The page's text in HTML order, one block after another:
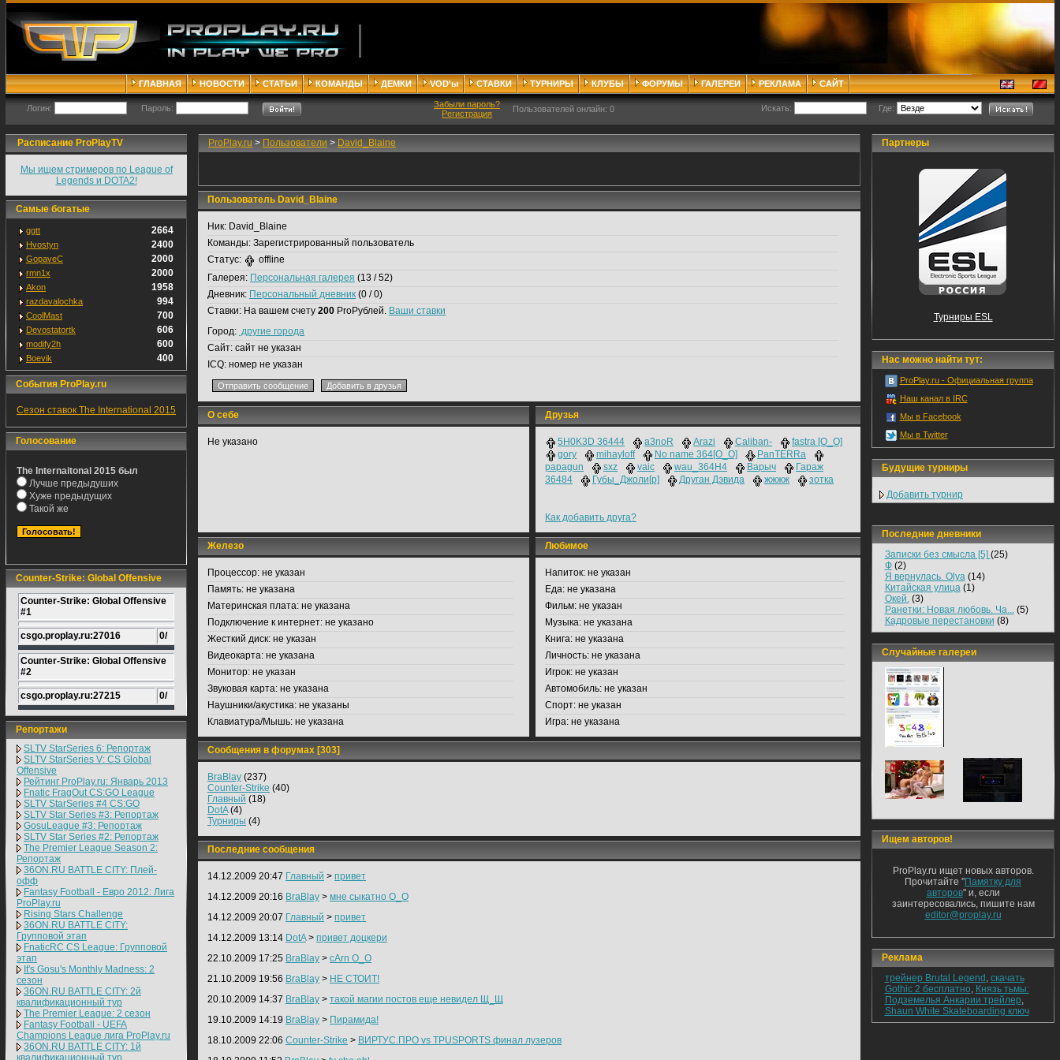
ГЛАВНАЯ НОВОСТИ СТАТЬИ КОМАНДЫ ДЕМКИ VOD'ы СТАВКИ ТУРНИРЫ КЛУБЫ ФОРУМЫ ГАЛЕРЕИ РЕКЛАМА САЙТ
Логин: Пароль:
Забыли пароль?
Регистрация
Пользователей онлайн: 0 Искать: Где:
Расписание ProPlayTV
Мы ищем стримеров по League of
Legends и DOTA2!
Самые богатые
ggtt 2664
Hvostyn 2400
GopaveC 2000
rmn1x 2000
Akon 1958
razdavalochka 994
CoolMast 700
Devostatortk 606
modify2h 600
Boevik 400
События ProPlay.ru
Сезон ставок The International 2015
Голосование
The Internaitonal 2015 был
Лучше предыдуших
Хуже предыдущих
Такой же
Counter-Strike: Global Offensive
Counter-Strike: Global Offensive
#1
csgo.proplay.ru:27016 0/
Counter-Strike: Global Offensive
#2
csgo.proplay.ru:27215 0/
Репортажи
SLTV StarSeries 6: Репортаж
SLTV StarSeries V: CS Global
Offensive
Рейтинг ProPlay.ru: Январь 2013
Fnatic FragOut CS:GO League
SLTV StarSeries #4 CS:GO
SLTV Star Series #3: Репортаж
GosuLeague #3: Репортаж
SLTV Star Series #2: Репортаж
The Premier League Season 2:
Репортаж
36ON.RU BATTLE CITY: Плей-
офф
Fantasy Football - Евро 2012: Лига
ProPlay.ru
Rising Stars Challenge
36ON.RU BATTLE CITY:
Групповой этап
FnaticRC CS League: Групповой
этап
It's Gosu's Monthly Madness: 2
сезон
36ON.RU BATTLE CITY: 2й
квалификационный тур
The Premier League: 2 cезон
Fantasy Football - UEFA
Champions League лига ProPlay.ru
36ON.RU BATTLE CITY: 1й
квалификационный тур
ProPlay.ru > Пользователи > David_Blaine
Пользователь David_Blaine
Ник: David_Blaine
Команды: Зарегистрированный пользователь
Статус:
offline
Галерея: Персональная галерея (13 / 52)
Дневник: Персональный дневник (0 / 0)
Ставки: На вашем счету 200 ProРублей. Ваши ставки
Город: другие города
Сайт: сайт не указан
ICQ: номер не указан
О себе
Не указано
Друзья
5H0K3D 36444 a3noR Arazi Caliban-
fastra [O_O]
gory
mihayloff No name 364[О_О]
PanTERRa
papagun
sxz vaic wau_364H4 Варыч
Гараж
36484
Губы_Джоли[p] Друган Дэвида жжжж зотка
Как добавить друга?
Железо
Процессор: не указан
Память: не указана
Материнская плата: не указана
Подключение к интернет: не указано
Жесткий диск: не указан
Видеокарта: не указана
Монитор: не указан
Звуковая карта: не указана
Наушники/акустика: не указаны
Клавиатура/Мышь: не указана
Любимое
Напиток: не указан
Еда: не указана
Фильм: не указан
Музыка: не указана
Книга: не указана
Личность: не указана
Игрок: не указан
Автомобиль: не указан
Спорт: не указан
Игра: не указана
Сообщения в форумах [303]
BraBlay (237)
Counter-Strike (40)
Главный (18)
DotA(4)
Турниры (4)
Последние сообщения
14.12.2009 20:47 Главный > привет
14.12.2009 20:16 BraBlay > мне сыкатно О_О
14.12.2009 20:07 Главный > привет
14.12.2009 13:14 DotA> привет доцкери
22.10.2009 17:25 BraBlay > cArn O_O
21.10.2009 19:56 BraBlay > НЕ СТОИТ!
20.10.2009 14:37 BraBlay > такой магии постов еще невидел Щ_Щ
19.10.2009 14:19 BraBlay > Пирамида!
18.10.2009 22:06 Counter-Strike > ВИРТУС.ПРО vs TPUSPORTS финал лузеров
Партнеры
Турниры ESL
Нас можно найти тут:
ProPlay.ru - Официальная группа
Наш канал в IRC
Мы в Facebook
Мы в Twitter
Будущие турниры
Добавить турнир
Последние дневники
Записки без смысла [5] (25)
Ф(2)
Я вернулась. Olya(14)
Китайская улица(1)
Окей.(3)
Ранетки: Новая любовь. Ча...(5)
Кадровые перестановки (8)
Случайные галереи
Ищем авторов!
ProPlay.ru ищет новых авторов.
Прочитайте "Памятку для
авторов" и, если
заинтересовались, пишите нам
editor@proplay.ru
Реклама
трейнер Brutal Legend , скачать
Gothic 2 бесплатно, Князь тьмы:
Подземелья Анкарии трейлер,
Shaun White Skateboarding ключ